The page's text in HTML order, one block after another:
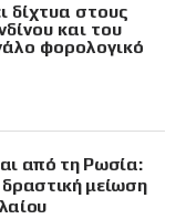
δίχτυα στους
και του
φορολογικό
από τη Ρωσία:
μείωση